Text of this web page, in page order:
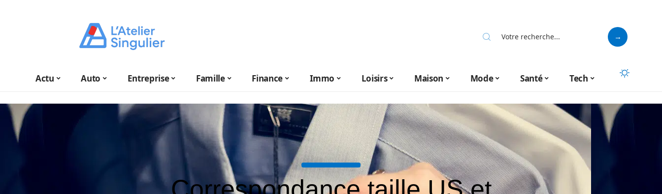
Actu Auto Entreprise Famille Finance Immo Loisirs Maison Mode Santé Tech